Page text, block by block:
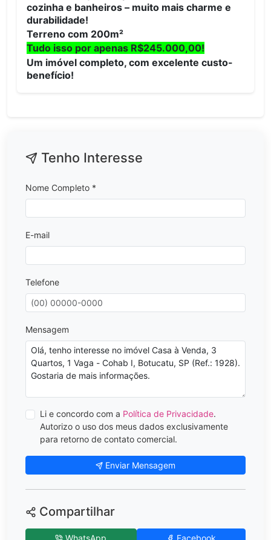
cozinha e banheiros – muito mais charme e
durabilidade!
Terreno com 200m²
Tudo isso por apenas R$245.000,00!
Um imóvel completo, com excelente custo-
benefício!
Tenho Interesse
Nome Completo *
E-mail
Telefone
Mensagem
Li e concordo com a Política de Privacidade.
Autorizo o uso dos meus dados exclusivamente
para retorno de contato comercial.
Enviar Mensagem
Compartilhar